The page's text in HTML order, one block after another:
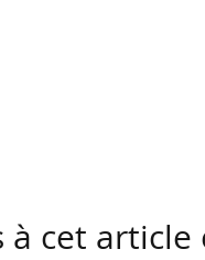
à cet